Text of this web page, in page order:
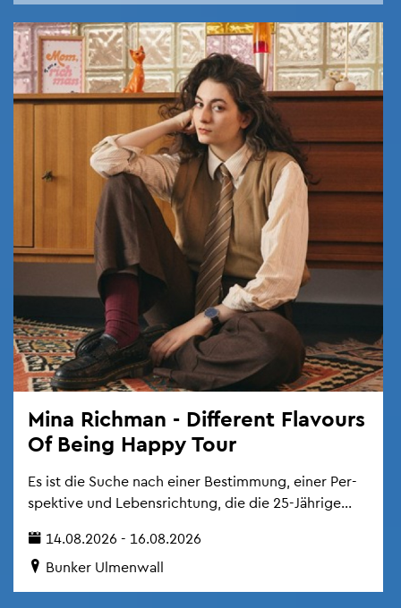
Mina Rich­man - Dif­fe­rent Fla­vours
Of Being Happy Tour
Es ist die Suche nach einer Be­stim­mung, einer Per­
spek­ti­ve und Le­bens­rich­tung, die die 25-Jäh­ri­ge...
14.08.2026 - 16.08.2026
Bun­ker Ul­men­wall